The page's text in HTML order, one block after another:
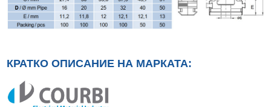
КРАТКО ОПИСАНИЕ НА МАРКАТА: